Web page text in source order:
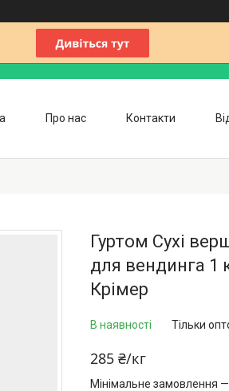
Про нас Контакти
Гуртом Сухі
для вендинга 1
Крімер
В наявності Тільки
285 ₴/кг
Мінімальне замовлення —